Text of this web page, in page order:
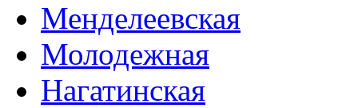
Менделеевская
Молодежная
Нагатинская